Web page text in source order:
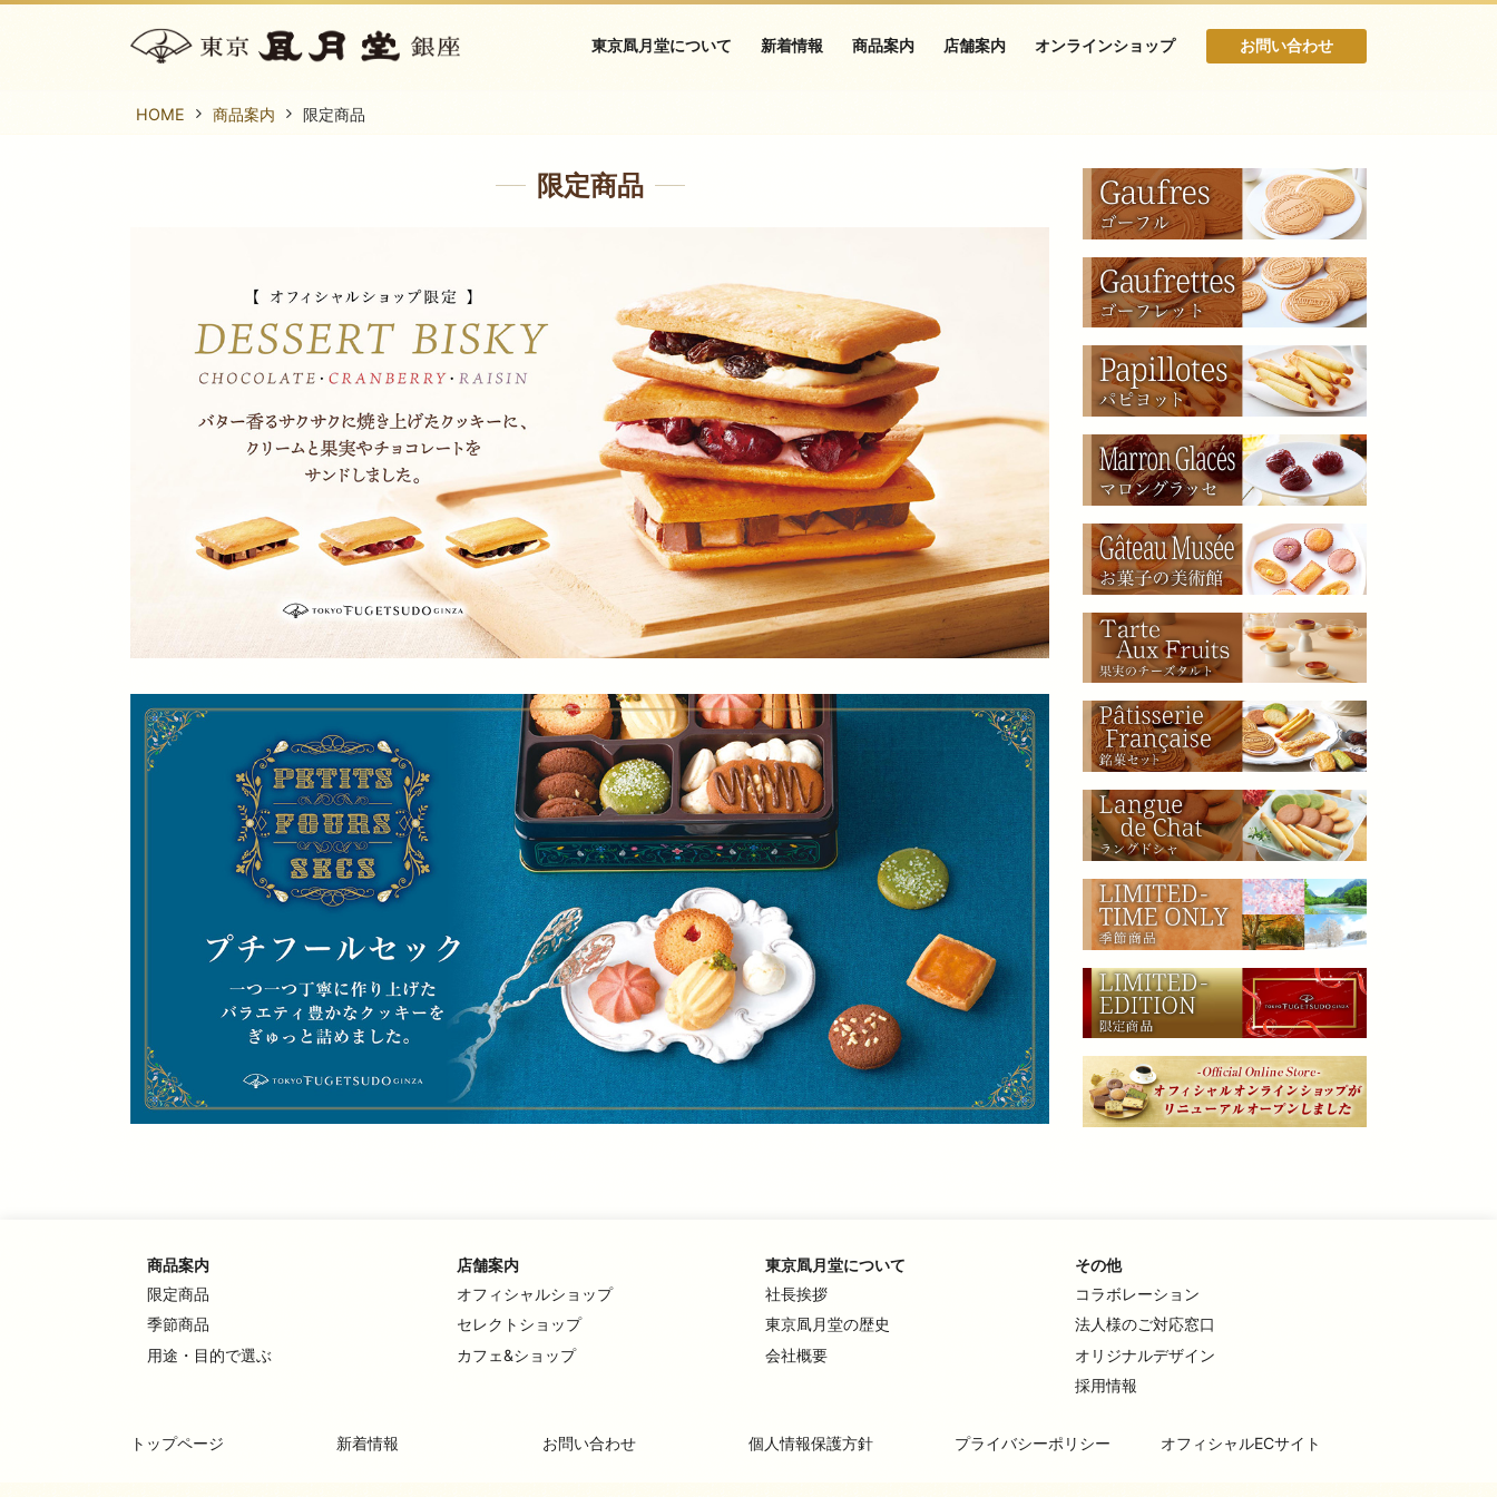
東京凮月堂について 新着情報 商品案内 店舗案内 オンラインショップ お問い合わせ
HOME 商品案内 限定商品
限定商品
商品案内
限定商品
季節商品
用途・目的で選ぶ
店舗案内
オフィシャルショップ
セレクトショップ
カフェ&ショップ
東京凮月堂について
社長挨拶
東京凮月堂の歴史
会社概要
その他
コラボレーション
法人様のご対応窓口
オリジナルデザイン
採用情報
トップページ 新着情報 お問い合わせ 個人情報保護方針 プライバシーポリシー オフィシャルECサイト